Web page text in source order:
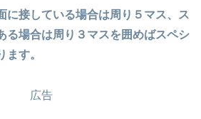
に接している場合は周り５マス、ス
る場合は周り３マスを囲めばスペシ
ます。
広告